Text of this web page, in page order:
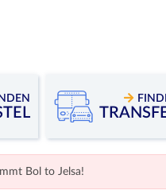
Bol to Jelsa!